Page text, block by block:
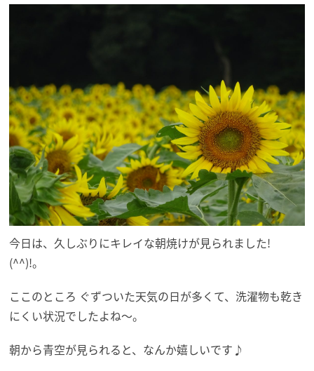
今日は、久しぶりにキレイな朝焼けが見られました!
(^^)!。
ここのところ ぐずついた天気の日が多くて、洗濯物も乾き
にくい状況でしたよね～。
朝から青空が見られると、なんか嬉しいです♪